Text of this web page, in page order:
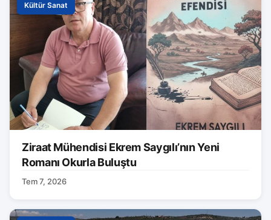
Kültür Sanat
Ziraat Mühendisi Ekrem Saygılı’nın Yeni
Romanı Okurla Buluştu
Tem 7, 2026